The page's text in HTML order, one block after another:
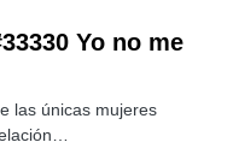
Yo no me
las únicas mujeres